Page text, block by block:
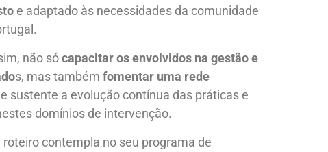
e adaptado às necessidades da comunidade
não sócapacitar os envolvidos na gestão e
s, mas também fomentar uma rede
sustente a evolução contínua das práticas e
domínios de intervenção.
roteiro contempla no seu programa de